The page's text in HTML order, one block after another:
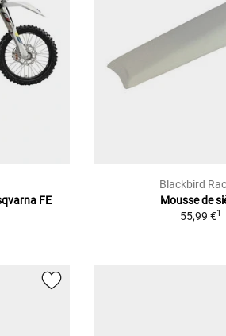
FE
Blackbird
Mousse de
55,99 €1